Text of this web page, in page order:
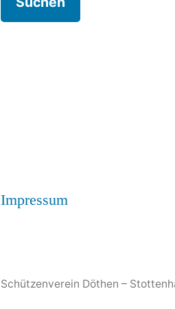
Impressum
Schützenverein Döthen –